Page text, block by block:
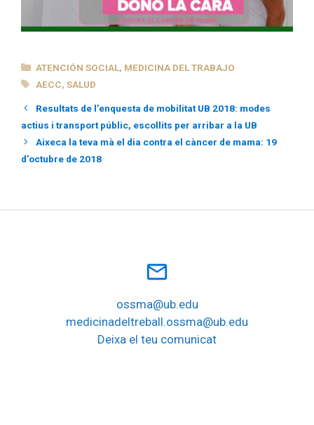
CATEGORÍAS
ATENCIÓN SOCIAL, MEDICINA DEL TRABAJO
ETIQUETAS
AECC,SALUD
Resultats de l’enquesta de mobilitat UB 2018: modes
actius i transport públic, escollits per arribar a la UB
Aixeca la teva mà el dia contra el càncer de mama: 19
d’octubre de 2018
mail_outline
ossma@ub.edu
medicinadeltreball.ossma@ub.edu
Deixa el teu comunicat